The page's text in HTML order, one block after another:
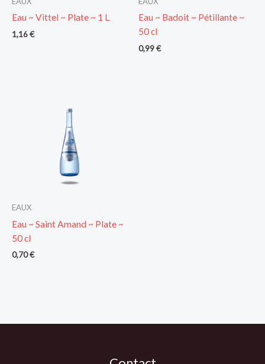
Eau ~ Vittel ~ Plate ~ 1 L
1,16€
Eau ~ Badoit ~ Pétillante ~
50 cl
0,99€
EAUX
Eau ~ Saint Amand ~ Plate ~
50 cl
0,70€